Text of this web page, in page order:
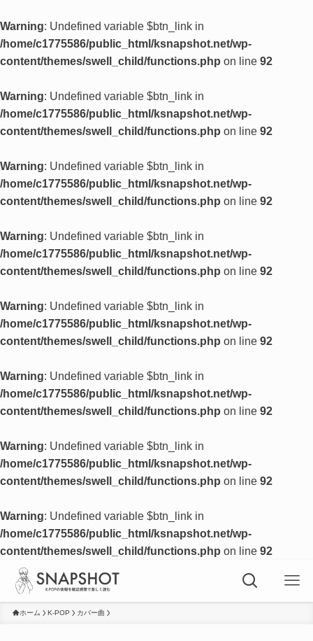
Warning: Undefined variable $btn_link in
/home/c1775586/public_html/ksnapshot.net/wp-
content/themes/swell_child/functions.php on line 92
Warning: Undefined variable $btn_link in
/home/c1775586/public_html/ksnapshot.net/wp-
content/themes/swell_child/functions.php on line 92
Warning: Undefined variable $btn_link in
/home/c1775586/public_html/ksnapshot.net/wp-
content/themes/swell_child/functions.php on line 92
Warning: Undefined variable $btn_link in
/home/c1775586/public_html/ksnapshot.net/wp-
content/themes/swell_child/functions.php on line 92
Warning: Undefined variable $btn_link in
/home/c1775586/public_html/ksnapshot.net/wp-
content/themes/swell_child/functions.php on line 92
Warning: Undefined variable $btn_link in
/home/c1775586/public_html/ksnapshot.net/wp-
content/themes/swell_child/functions.php on line 92
Warning: Undefined variable $btn_link in
/home/c1775586/public_html/ksnapshot.net/wp-
content/themes/swell_child/functions.php on line 92
Warning: Undefined variable $btn_link in
/home/c1775586/public_html/ksnapshot.net/wp-
content/themes/swell_child/functions.php on line 92
ホーム K-POP カバー曲